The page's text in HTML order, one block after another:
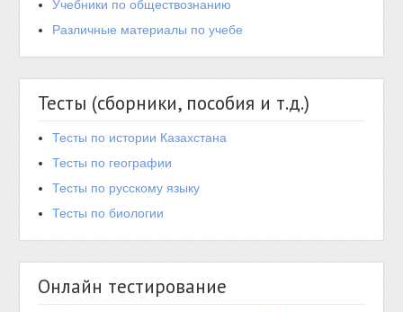
Учебники по обществознанию
Различные материалы по учебе
Тесты (сборники, пособия и т.д.)
Тесты по истории Казахстана
Тесты по географии
Тесты по русскому языку
Тесты по биологии
Онлайн тестирование